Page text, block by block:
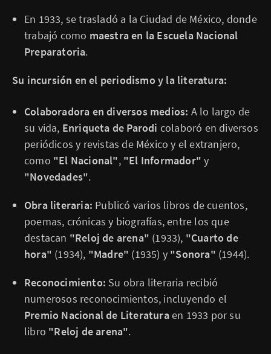
En 1933, se trasladó a la Ciudad de México, donde
trabajó como maestra en la Escuela Nacional
Preparatoria.
Su incursión en el periodismo y la literatura:
Colaboradora en diversos medios: A lo largo de
su vida, Enriqueta de Parodi colaboró en diversos
periódicos y revistas de México y el extranjero,
como "El Nacional", "El Informador" y
"Novedades".
Obra literaria: Publicó varios libros de cuentos,
poemas, crónicas y biografías, entre los que
destacan "Reloj de arena" (1933), "Cuarto de
hora" (1934), "Madre" (1935) y "Sonora" (1944).
Reconocimiento: Su obra literaria recibió
numerosos reconocimientos, incluyendo el
Premio Nacional de Literatura en 1933 por su
libro "Reloj de arena".